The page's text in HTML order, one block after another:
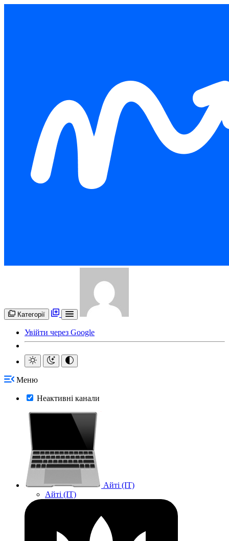
Категорії
Увійти через Google
Меню
Неактивні канали
Айті (IT)
Айті (IT)